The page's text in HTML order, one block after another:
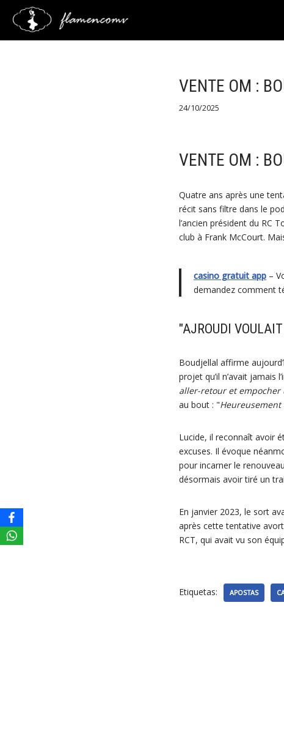
Saltar
VENTE OM :
24/10/2025
VENTE OM :
Quatre ans après une
récit sans filtre dans le
l’ancien président du RC
club à Frank McCourt.
casino gratuit app–
demandez comment
"AJROUDI
Boudjellal affirme
projet qu’il n’avait jamais
aller-retour et empocher
au bout : "Heureusement
Lucide, il reconnaît avoir
excuses. Il évoque
pour incarner le
désormais avoir tiré un
En janvier 2023, le sort
après cette tentative
RCT, qui avait vu son
Etiquetas: APOSTAS